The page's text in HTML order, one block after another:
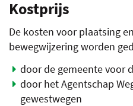
Kostprijs
De kosten voor plaatsing
bewegwijzering worden
door de gemeente voor
door het Agentschap
gewestwegen